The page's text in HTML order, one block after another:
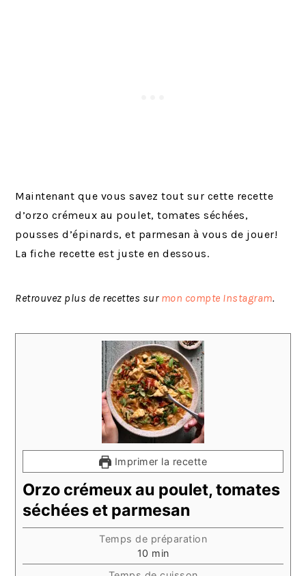
Maintenant que vous savez tout sur cette recette
d’orzo crémeux au poulet, tomates séchées,
pousses d’épinards, et parmesan à vous de jouer!
La fiche recette est juste en dessous.
Retrouvez plus de recettes sur mon compte Instagram.
Imprimer la recette
Orzo crémeux au poulet, tomates
séchées et parmesan
Temps de préparation
10 minutes
min